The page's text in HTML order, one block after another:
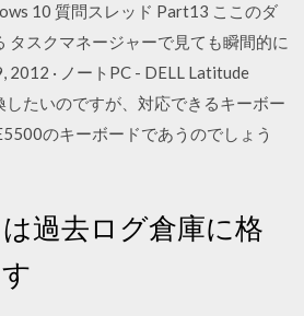
10 質問スレッド Part13 ここのダ
タスクマネージャーで見ても瞬間的に
2012 · ノートPC - DELL Latitude
たいのですが、対応できるキーボー
のキーボードであうのでしょう
過去ログ倉庫に格